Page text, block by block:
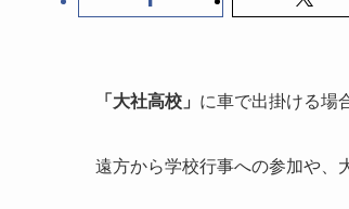
「大社高校」 に車で出掛ける場
遠方から学校行事への参加や、